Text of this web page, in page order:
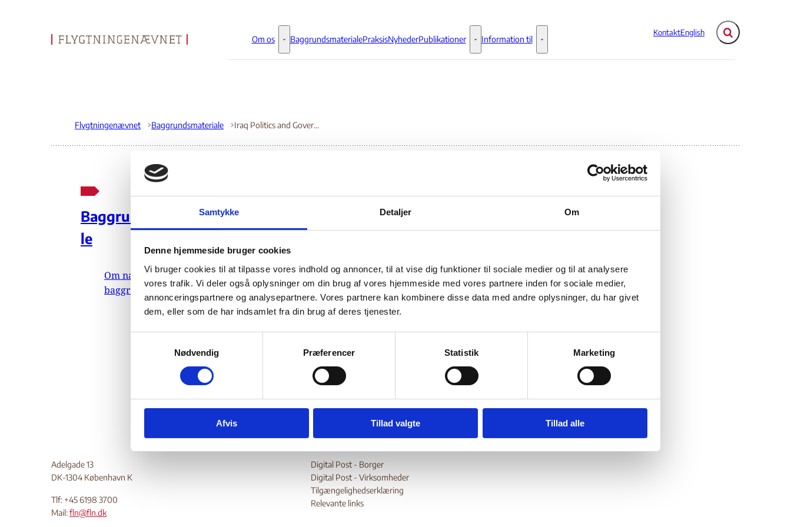
Samtykke Detaljer Om
Denne hjemmeside bruger cookies
Vi bruger cookies til at tilpasse vores indhold og annoncer, til at vise dig funktioner til sociale medier og til at analysere
vores trafik. Vi deler også oplysninger om din brug af vores hjemmeside med vores partnere inden for sociale medier,
annonceringspartnere og analysepartnere. Vores partnere kan kombinere disse data med andre oplysninger, du har givet
dem, eller som de har indsamlet fra din brug af deres tjenester.
v
l
Nødvendig Præferencer Statistik Marketing
Afvis Tillad valgte Tillad alle
Gå til forsiden
KontaktEnglish Fold søgefelt ud
Om os Om os - Flere links
BaggrundsmaterialePraksisNyhederPublikationer Publikationer - Flere links
Information til Information til - Flere links
Flygtningenævnet Baggrundsmateriale Iraq Politics and Governance
Baggrundsmateria
le
Om nævnets
baggrundsmateriale
Iraq Politics and
Governance
09.11.2015 Bilag 872 Congressional Research Service (CRS)Irak (I)
Indeholder oplysninger om den politiske og sikkerhedsmæssige situation i Irak.
Videre oplysninger om forskellige militser, herunder
Adelgade 13
DK-1304 København K
Tlf: +45 6198 3700
Mail:fln@fln.dk
Digital Post - Borger
Digital Post - Virksomheder
Tilgængelighedserklæring
Relevante links